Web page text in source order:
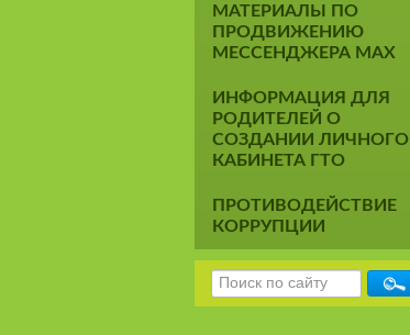
МАТЕРИАЛЫ ПО
ПРОДВИЖЕНИЮ
МЕССЕНДЖЕРА MAX
ИНФОРМАЦИЯ ДЛЯ
РОДИТЕЛЕЙ О
СОЗДАНИИ ЛИЧНОГО
КАБИНЕТА ГТО
ПРОТИВОДЕЙСТВИЕ
КОРРУПЦИИ